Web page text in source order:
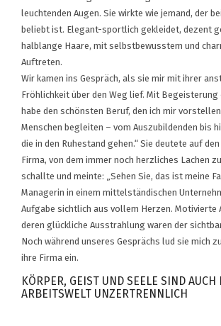
leuchtenden Augen. Sie wirkte wie jemand, der
beliebt ist. Elegant-sportlich gekleidet, dezent
halblange Haare, mit selbstbewusstem und
Auftreten.
Wir kamen ins Gespräch, als sie mir mit ihrer
Fröhlichkeit über den Weg lief. Mit Begeisterung
habe den schönsten Beruf, den ich mir
Menschen begleiten – vom Auszubildenden bis
die in den Ruhestand gehen.“ Sie deutete auf
Firma, von dem immer noch herzliches Lachen
schallte und meinte: „Sehen Sie, das ist meine
Managerin in einem mittelständischen
Aufgabe sichtlich aus vollem Herzen. Motivierte
deren glückliche Ausstrahlung waren der
Noch während unseres Gesprächs lud sie mich
ihre Firma ein.
KÖRPER, GEIST UND SEELE SIND AUCH
ARBEITSWELT UNZERTRENNLICH